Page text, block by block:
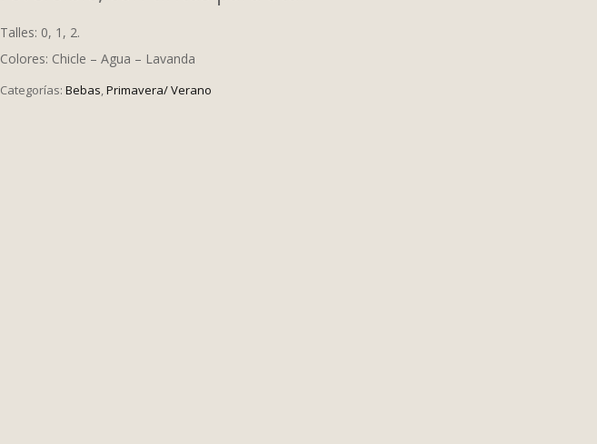
Talles: 0, 1, 2.
Colores: Chicle – Agua – Lavanda
Categorías: Bebas,Primavera/ Verano